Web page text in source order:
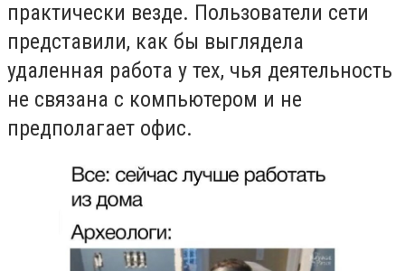
практически везде. Пользователи сети
представили, как бы выглядела
удаленная работа у тех, чья деятельность
не связана с компьютером и не
предполагает офис.